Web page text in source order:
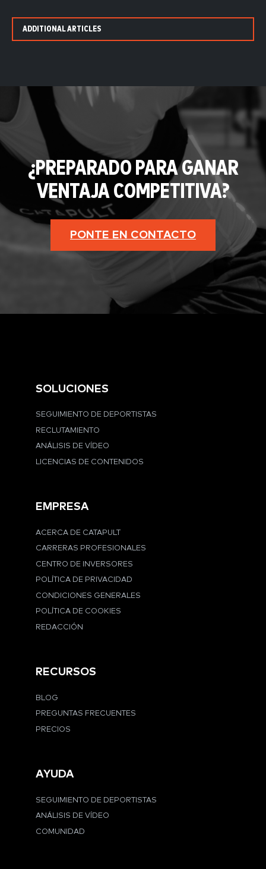
ADDITIONAL ARTICLES
¿PREPARADO PARA GANAR
VENTAJA COMPETITIVA?
PONTE EN CONTACTO
SOLUCIONES
SEGUIMIENTO DE DEPORTISTAS
RECLUTAMIENTO
ANÁLISIS DE VÍDEO
LICENCIAS DE CONTENIDOS
EMPRESA
ACERCA DE CATAPULT
CARRERAS PROFESIONALES
CENTRO DE INVERSORES
POLÍTICA DE PRIVACIDAD
CONDICIONES GENERALES
POLÍTICA DE COOKIES
REDACCIÓN
RECURSOS
BLOG
PREGUNTAS FRECUENTES
PRECIOS
AYUDA
SEGUIMIENTO DE DEPORTISTAS
ANÁLISIS DE VÍDEO
COMUNIDAD